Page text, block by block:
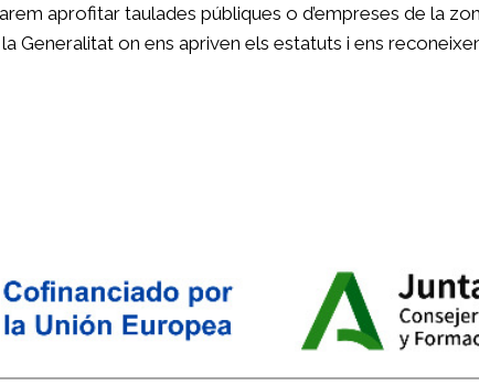
aprofitar taulades públiques o d’empreses de la
Generalitat on ens apriven els estatuts i ens